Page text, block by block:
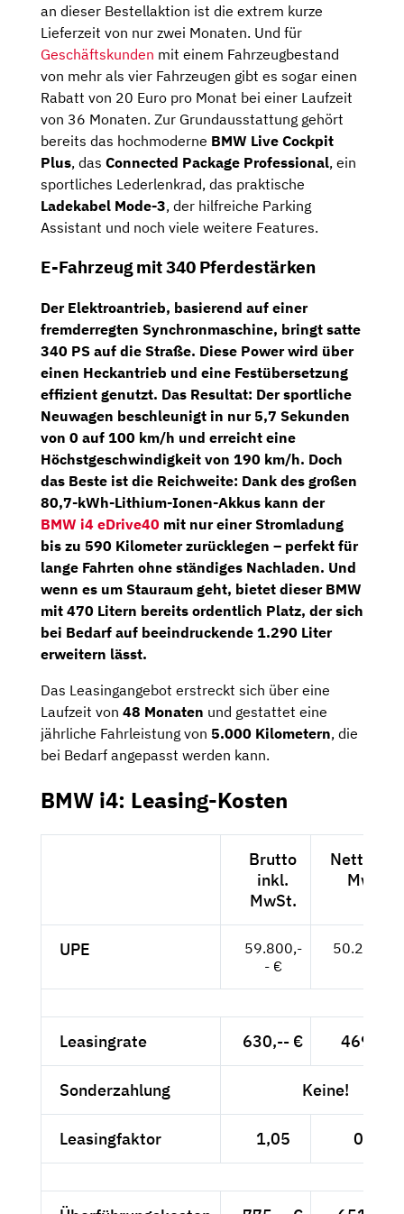
an dieser Bestellaktion ist die extrem kurze
Lieferzeit von nur zwei Monaten. Und für
Geschäftskunden mit einem Fahrzeugbestand
von mehr als vier Fahrzeugen gibt es sogar einen
Rabatt von 20 Euro pro Monat bei einer Laufzeit
von 36 Monaten. Zur Grundausstattung gehört
bereits das hochmoderne BMW Live Cockpit
Plus, das Connected Package Professional, ein
sportliches Lederlenkrad, das praktische
Ladekabel Mode-3, der hilfreiche Parking
Assistant und noch viele weitere Features.
E-Fahrzeug mit 340 Pferdestärken
Der Elektroantrieb, basierend auf einer
fremderregten Synchronmaschine, bringt satte
340 PS auf die Straße. Diese Power wird über
einen Heckantrieb und eine Festübersetzung
effizient genutzt. Das Resultat: Der sportliche
Neuwagen beschleunigt in nur 5,7 Sekunden
von 0 auf 100 km/h und erreicht eine
Höchstgeschwindigkeit von 190 km/h. Doch
das Beste ist die Reichweite: Dank des großen
80,7-kWh-Lithium-Ionen-Akkus kann der
BMW i4 eDrive40 mit nur einer Stromladung
bis zu 590 Kilometerzurücklegen – perfekt für
lange Fahrten ohne ständiges Nachladen. Und
wenn es um Stauraum geht, bietet dieser BMW
mit 470 Litern bereits ordentlich Platz, der sich
bei Bedarf auf beeindruckende 1.290 Liter
erweitern lässt.
Das Leasingangebot erstreckt sich über eine
Laufzeit von 48 Monaten und gestattet eine
jährliche Fahrleistung von 5.000 Kilometern, die
bei Bedarf angepasst werden kann.
BMW i4: Leasing-Kosten
Brutto
inkl.
MwSt.
Netto
MwSt.
UPE
59.800,-
- €
50.252,--
Leasingrate 630,-- € 469,-- €
Sonderzahlung Keine!
Leasingfaktor 1,05 0,93